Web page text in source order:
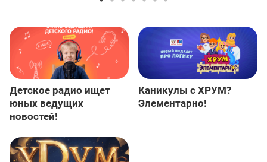
Детское радио ищет
юных ведущих
новостей!
Каникулы с ХРУМ?
Элементарно!